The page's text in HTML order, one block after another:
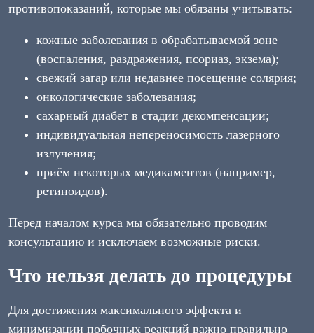
противопоказаний, которые мы обязаны учитывать:
кожные заболевания в обрабатываемой зоне
(воспаления, раздражения, псориаз, экзема);
свежий загар или недавнее посещение солярия;
онкологические заболевания;
сахарный диабет в стадии декомпенсации;
индивидуальная непереносимость лазерного
излучения;
приём некоторых медикаментов (например,
ретиноидов).
Перед началом курса мы обязательно проводим
консультацию и исключаем возможные риски.
Что нельзя делать до процедуры
Для достижения максимального эффекта и
минимизации побочных реакций важно правильно